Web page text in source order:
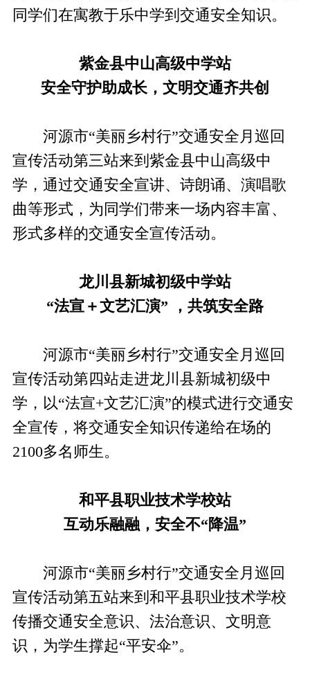
同学们在寓教于乐中学到交通安全知识。
紫金县中山高级中学站
安全守护助成长，文明交通齐共创
河源市“美丽乡村行”交通安全月巡回
宣传活动第三站来到紫金县中山高级中
学，通过交通安全宣讲、诗朗诵、演唱歌
曲等形式，为同学们带来一场内容丰富、
形式多样的交通安全宣传活动。
龙川县新城初级中学站
“法宣＋文艺汇演” ，共筑安全路
河源市“美丽乡村行”交通安全月巡回
宣传活动第四站走进龙川县新城初级中
学，以“法宣+文艺汇演”的模式进行交通安
全宣传，将交通安全知识传递给在场的
2100多名师生。
和平县职业技术学校站
互动乐融融，安全不“降温”
河源市“美丽乡村行”交通安全月巡回
宣传活动第五站来到和平县职业技术学校
传播交通安全意识、法治意识、文明意
识，为学生撑起“平安伞”。